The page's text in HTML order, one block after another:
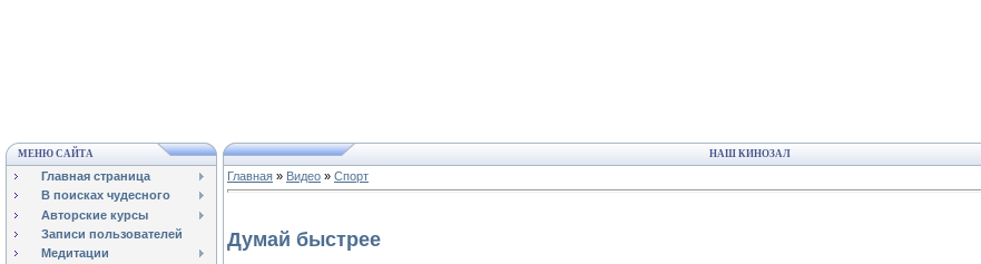
МЕНЮ САЙТА
Главная страница
В поисках чудесного
Авторские курсы
Записи пользователей
Медитации
НАШ КИНОЗАЛ
Главная » Видео » Спорт
Думай быстрее